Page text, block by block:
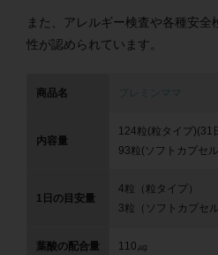
また、アレルギー検査や各種安
性が認められています。
商品名 プレミンママ
内容量
124粒(粒タイプ)(31
93粒(ソフトカプセ
1日の目安量
4粒（粒タイプ）
3粒（ソフトカプセル
葉酸の配合量 110㎍